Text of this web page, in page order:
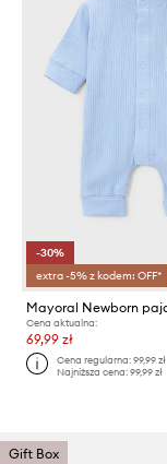
-30%
extra -5% z kodem: OFF*
Cena aktualna:
69,99 zł
Cena regularna:99,99 zł
Najniższa cena:99,99 zł
Gift Box